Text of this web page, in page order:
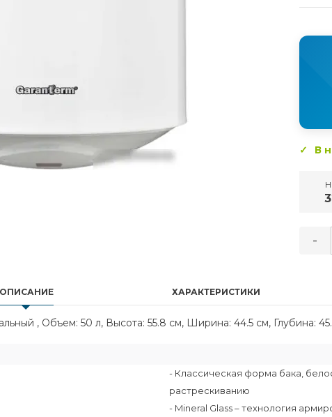
В
-
ОПИСАНИЕ ХАРАКТЕРИСТИКИ
, Объем: 50 л, Высота: 55.8 см, Ширина: 44.5 см, Глубина:
- Классическая форма бака,
растрескиванию
- Mineral Glass – технология